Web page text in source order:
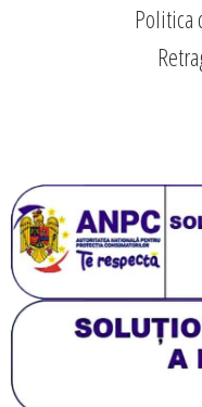
Politica